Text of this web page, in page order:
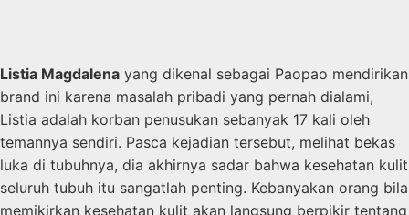
Listia Magdalena yang dikenal sebagai Paopao mendirikan
brand ini karena masalah pribadi yang pernah dialami,
Listia adalah korban penusukan sebanyak 17 kali oleh
temannya sendiri. Pasca kejadian tersebut, melihat bekas
luka di tubuhnya, dia akhirnya sadar bahwa kesehatan kulit
seluruh tubuh itu sangatlah penting. Kebanyakan orang bila
memikirkan kesehatan kulit akan langsung berpikir tentang